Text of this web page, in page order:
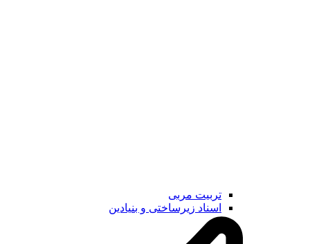
تربیت مربی
اسناد زیرساختی و بنیادین